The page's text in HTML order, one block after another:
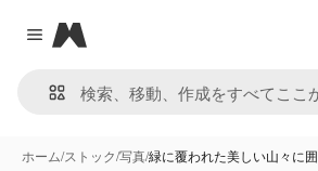
Close menu
Magnific
ホーム/ストック/写真/緑に覆われた美しい山々に